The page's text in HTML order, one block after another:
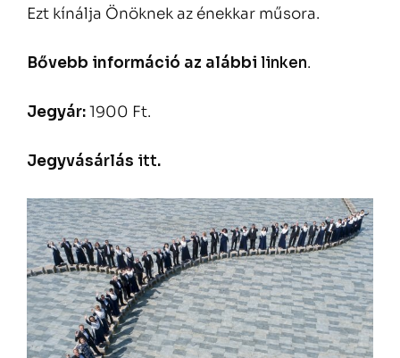
Ezt kínálja Önöknek az énekkar műsora.
Bővebb információ az alábbi linken.
Jegyár:1900 Ft.
Jegyvásárlás itt.